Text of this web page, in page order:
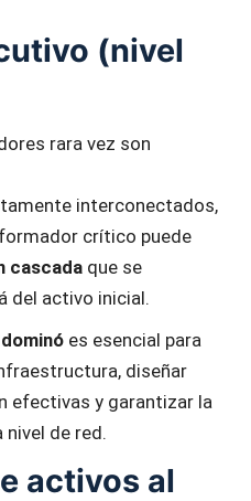
(nivel
rara vez son
interconectados,
crítico puede
cascada que se
del activo inicial.
es esencial para
diseñar
efectivas y garantizar la
de red.
activos al